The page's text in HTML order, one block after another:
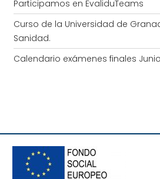
Participamos en EvaliduTeams
Curso de la Universidad de
Sanidad.
Calendario exámenes finales